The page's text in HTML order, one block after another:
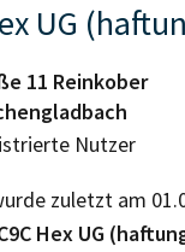
UG
11 Reinkober
Nutzer
zuletzt am
Hex UG